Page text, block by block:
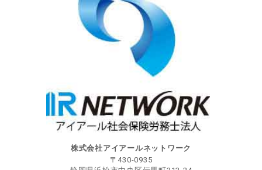
株式会社アイアールネットワーク
〒 430-0935